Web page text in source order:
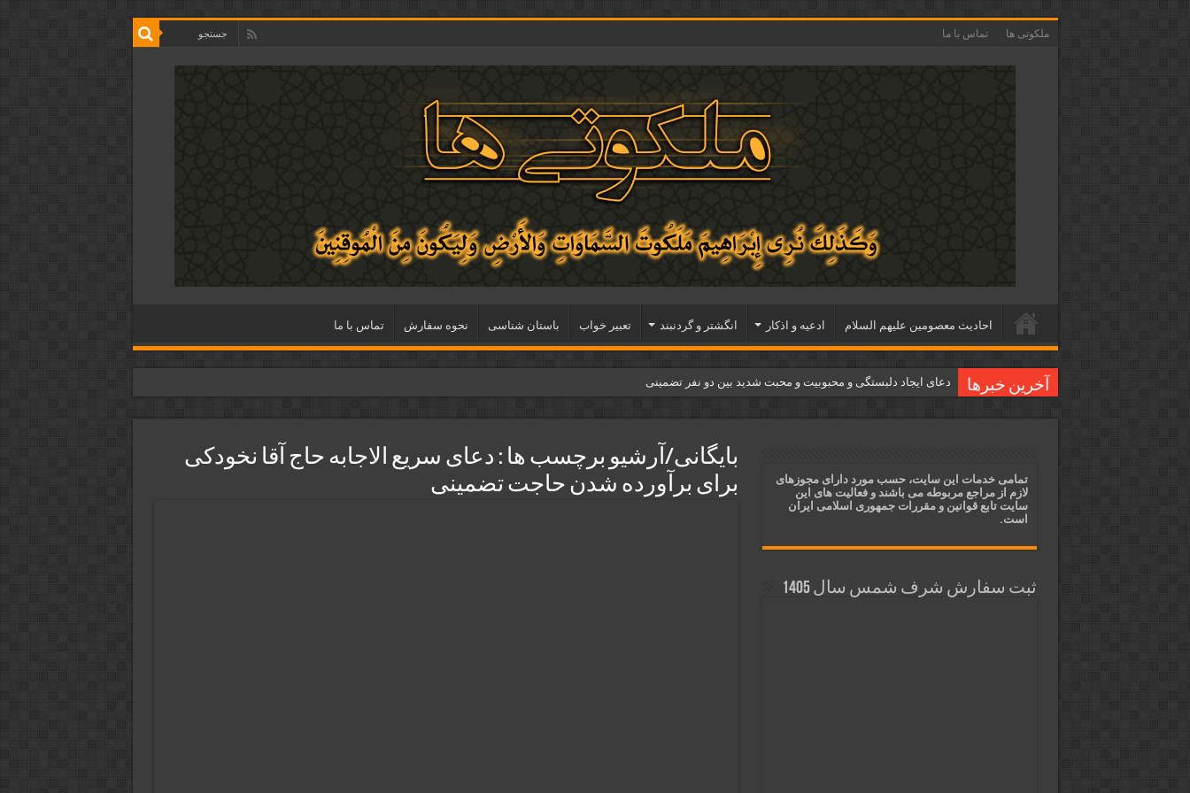
ملکوتی ها تماس با ما
احاديث معصومين عليهم السلام ادعيه و اذكار انگشتر و گردنبند تعبیر خواب باستان شناسی نحوه سفارش تماس با ما
آخرین خبرها دعای ایجاد دلبستگی و محبوبیت و محبت شدید بین دو نفر تضمینی
دعای ایجاد عشق و محبت آتشین در قلب معشوق | متن دعا، روش خواندن
آیات قرآنی برای استجابت دعا و آسان شدن کارها و برآورده شدن حاجت
بایگانی/آرشیو برچسب ها : دعای سریع الاجابه حاج آقا نخودکی
برای برآورده شدن حاجت تضمینی
تمامی خدمات این سایت، حسب مورد دارای مجوزهای
لازم از مراجع مربوطه می باشند و فعالیت های این
سایت تابع قوانین و مقررات جمهوری اسلامی ایران
است.
ثبت سفارش شرف شمس سال 1405